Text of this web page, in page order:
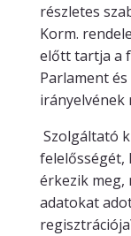
részletes
Korm.
előtt tartja a
Parlament és
irányelvének
Szolgáltató
felelősségét,
érkezik
adatokat